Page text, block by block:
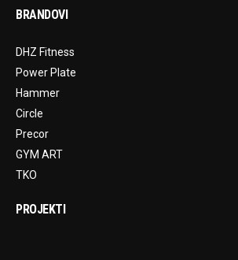
BRANDOVI
DHZ Fitness
Power Plate
Hammer
Circle
Precor
GYM ART
TKO
PROJEKTI